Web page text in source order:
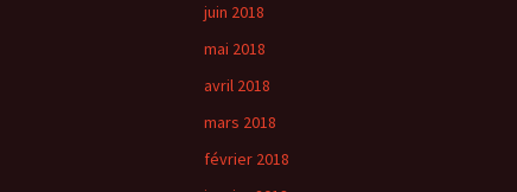
juin 2018
mai 2018
avril 2018
mars 2018
février 2018